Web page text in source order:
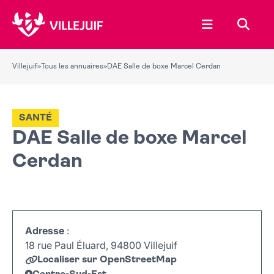
Ouvrir le
Villejuif» Tous les annuaires»DAE Salle de boxe Marcel Cerdan
DAE Salle de boxe Marcel
Cerdan
SANTÉ
Adresse :
18 rue Paul Éluard, 94800 Villejuif
Localiser sur OpenStreetMap